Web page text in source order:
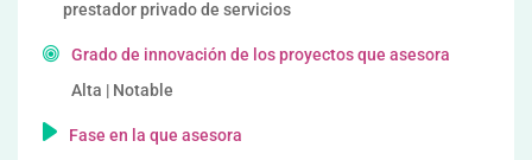
prestador privado de servicios
Grado de innovación de los proyectos que asesora
Alta | Notable
Fase en la que asesora